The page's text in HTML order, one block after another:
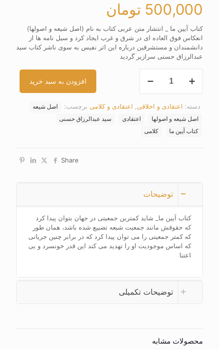
500,000 تومان
کتاب آیین ما _ انتشار متن عربی کتاب به نام (اصل شیعه و اصولها)
انعکاس فوق العاده ای در شرق و غرب ایجاد کرد و سیل نامه ها از
دانشمندان و مستشرقین درباره این اثر نفیس به سوی ناشر کتاب سید
عبدالرزاق حسنی سرازیر گردید
آیین
افزودن به سبد خرید
دسته: اعتقادی و اخلاقی اعتقادی و کلامی برچسب:
اصل شیعه
اصل شیعه و اصولها
اعتقادی
سید عبدالرزاق حسنی
کتاب آیین ما
کلامی
Share
توضیحات
کتاب آیین ما_ شاید کمترین جمعیتی در جهان بتوان پیدا کرد
که حقوقش مانند جمعیت شیعه تضییع شده باشد، همان طور
که کمتر جمعیتی را می توان پیدا کرد که در برابر چنین جریانی
که اساس موجودیت او را تهدید می کند این قدر خونسرد و بی
اعتنا
توضیحات تکمیلی
محصولات مشابه